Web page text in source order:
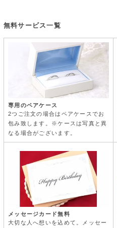
無料サービス一覧
専用のペアケース
2つご注文の場合はペアケースでお
包み致します。※ケースは写真と異
なる場合がございます。
メッセージカード無料
大切な人へ想いを込めて。メッセー